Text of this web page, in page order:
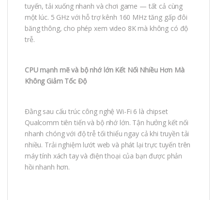
tuyến, tải xuống nhanh và chơi game — tất cả cùng
một lúc. 5 GHz với hỗ trợ kênh 160 MHz tăng gấp đôi
băng thông, cho phép xem video 8K mà không có độ
trễ.
CPU mạnh mẽ và bộ nhớ lớn Kết Nối Nhiều Hơn Mà
Không Giảm Tốc Độ
Đằng sau cấu trúc công nghệ Wi-Fi 6 là chipset
Qualcomm tiên tiến và bộ nhớ lớn. Tận hưởng kết nối
nhanh chóng với độ trễ tối thiểu ngay cả khi truyền tải
nhiều. Trải nghiệm lướt web và phát lại trực tuyến trên
máy tính xách tay và điện thoại của bạn được phản
hồi nhanh hơn.